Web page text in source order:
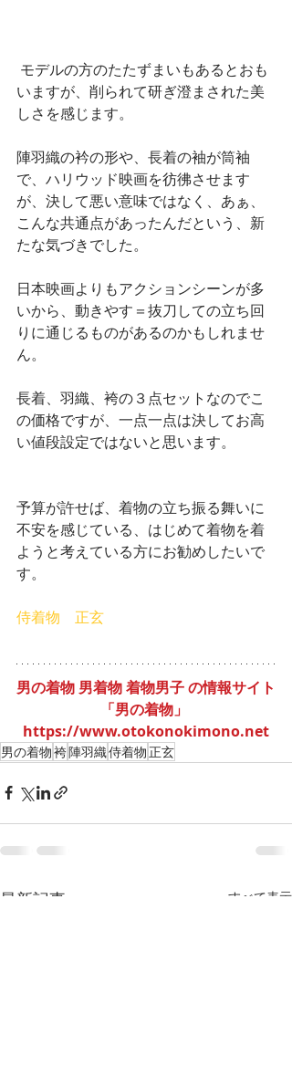
いますが、削られて研ぎ澄まされた美
しさを感じます。
陣羽織の衿の形や、長着の袖が筒袖
で、ハリウッド映画を彷彿させます
が、決して悪い意味ではなく、あぁ、
こんな共通点があったんだという、新
たな気づきでした。
日本映画よりもアクションシーンが多
いから、動きやす＝抜刀しての立ち回
りに通じるものがあるのかもしれませ
ん。
長着、羽織、袴の３点セットなのでこ
の価格ですが、一点一点は決してお高
い値段設定ではないと思います。
予算が許せば、着物の立ち振る舞いに
不安を感じている、はじめて着物を着
ようと考えている方にお勧めしたいで
す。
侍着物　正玄
男の着物 男着物 着物男子 の情報サイト
「男の着物」
https://www.otokonokimono.net
男の着物袴陣羽織侍着物正玄
最新記事 すべて表示